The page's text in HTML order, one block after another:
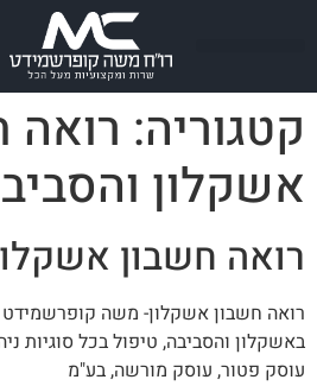
זֶה
מֻפְעֶלֶת
מַעֲרֶכֶת
נָגִישׁ
הַמְּסַיַּעַת
לִנְגִישׁוּת
קטגוריה: רואה
אשקלון
רואה חשבון
רואה חשבון אשקלון- משה
באשקלון והסביבה, טיפול בכל סוגיות
עוסק פטור, עוסק מורשה, בע"מ